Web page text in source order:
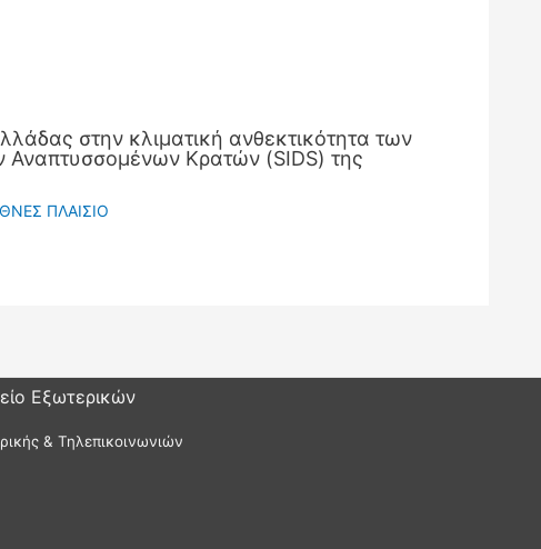
στην κλιματική ανθεκτικότητα των
Αναπτυσσομένων Κρατών (SIDS) της
ΠΛΑΙΣΙΟ
Εξωτερικών
& Τηλεπικοινωνιών